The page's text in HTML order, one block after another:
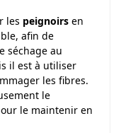
les peignoirs en
afin de
séchage au
il est à utiliser
les fibres.
le
le maintenir en